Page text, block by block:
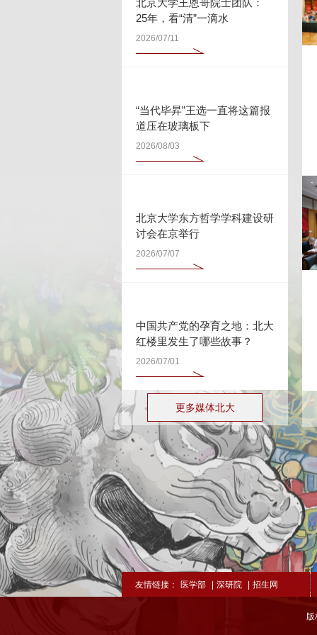
北京大学王恩哥院士团队：
25年，看“清”一滴水
2026/07/11
“当代毕昇”王选一直将这篇报
道压在玻璃板下
2026/08/03
北京大学东方哲学学科建设研
讨会在京举行
2026/07/07
中国共产党的孕育之地：北大
红楼里发生了哪些故事？
2026/07/01
更多媒体北大
友情链接： 医学部 | 深研院 | 招生网